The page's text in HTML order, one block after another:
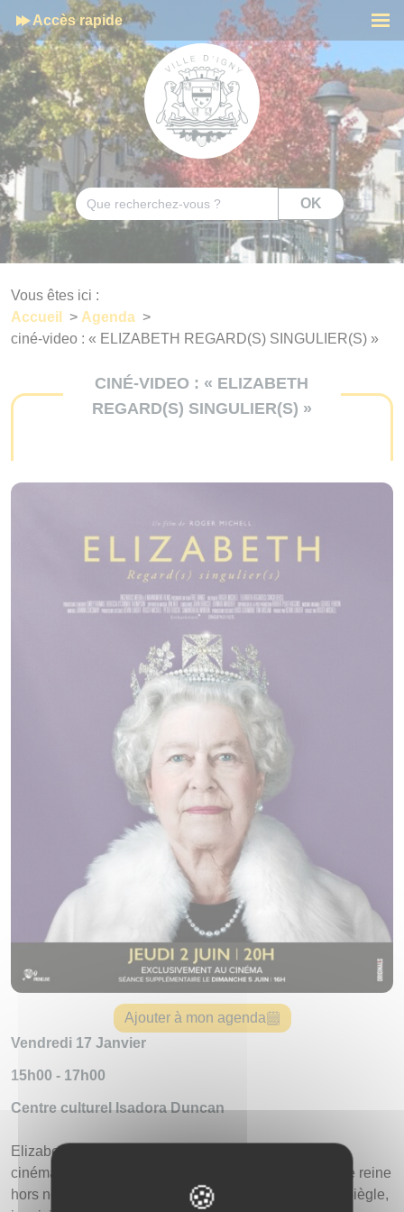
Accès rapide
Rechercher OK
Vous êtes ici :
Accueil
> Agenda >
ciné-video : « ELIZABETH REGARD(S) SINGULIER(S) »
CINÉ-VIDEO : « ELIZABETH
REGARD(S) SINGULIER(S) »
Ajouter à mon agenda
Vendredi 17 Janvier
15h00 - 17h00
Centre culturel Isadora Duncan
Elizabeth, Regard(s) Singulier(s) est un portrait
cinématographique unique, moderne et exaltant d’une reine
hors normes mais aussi d’une femme : touchante, espiègle,
Cookies management panel